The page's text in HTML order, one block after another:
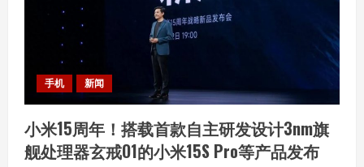
手机 新闻
小米15周年！搭载首款自主研发设计3nm旗
舰处理器玄戒O1的小米15S Pro等产品发布